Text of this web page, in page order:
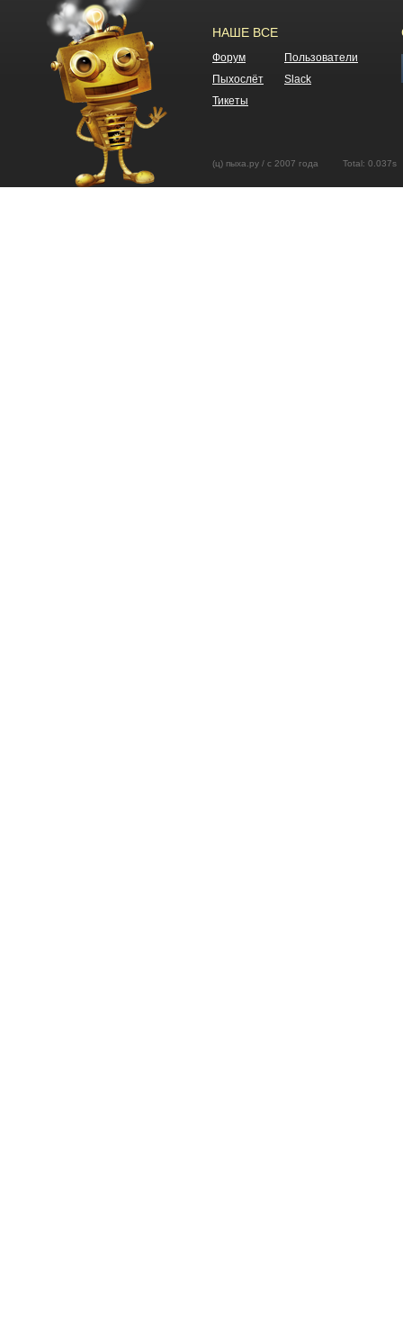
НАШЕ ВСЕ
Форум
Пользователи
Пыхослёт
Slack
Тикеты
(ц) пыха.ру / с 2007 года Total: